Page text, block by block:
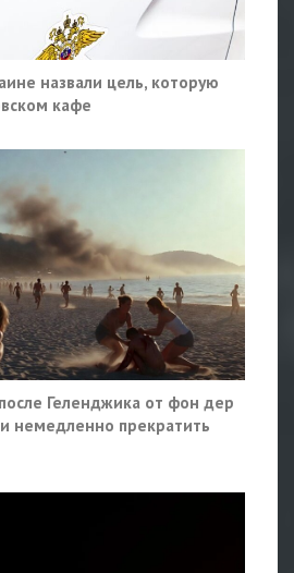
назвали цель, которую
кафе
Геленджика от фон дер
немедленно прекратить